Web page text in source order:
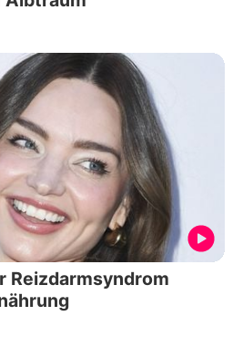
Reizdarmsyndrom